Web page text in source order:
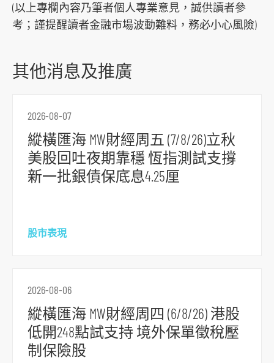
(以上專欄內容乃筆者個人專業意見，誠供讀者參
考；謹提醒讀者金融市場波動難料，務必小心風險)
其他消息及推廣
2026-08-07
縱橫匯海 MW財經周五 (7/8/26)立秋
美股回吐夜期靠穩 恆指測試支撐
新一批銀債保底息4.25厘
股市表現
2026-08-06
縱橫匯海 MW財經周四 (6/8/26) 港股
低開248點試支持 境外保單徵稅壓
制保險股